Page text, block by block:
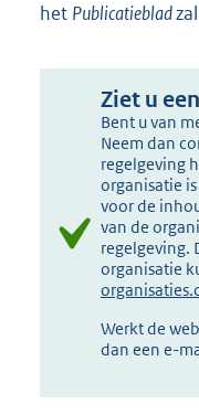
het Publicatieblad
Ziet u
Bent u van
Neem dan
regelgeving
organisatie
voor de
van de
regelgeving.
organisatie
Werkt de
dan een e-